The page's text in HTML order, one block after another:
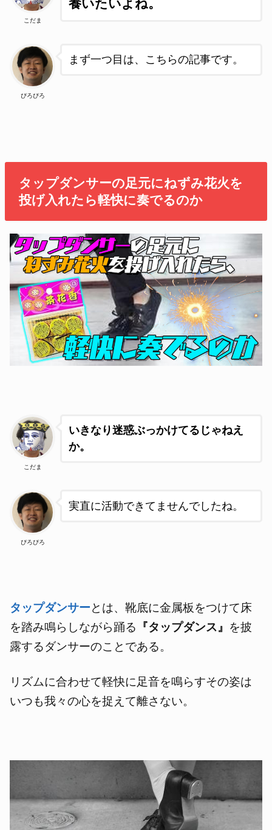
こだま
養いたいよね。
ぴろぴろ
まず一つ目は、こちらの記事です。
タップダンサーの足元にねずみ花火を
投げ入れたら軽快に奏でるのか
こだま
いきなり迷惑ぶっかけてるじゃねえ
か。
ぴろぴろ
実直に活動できてませんでしたね。
タップダンサーとは、靴底に金属板をつけて床
を踏み鳴らしながら踊る
『タップダンス』 を披
露するダンサーのことである。
リズムに合わせて軽快に足音を鳴らすその姿は
いつも我々の心を捉えて離さない。